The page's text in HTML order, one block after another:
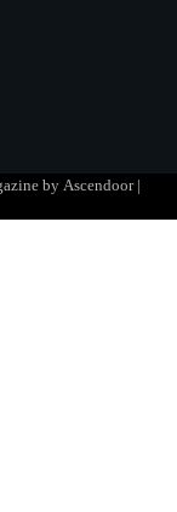
byAscendoor|